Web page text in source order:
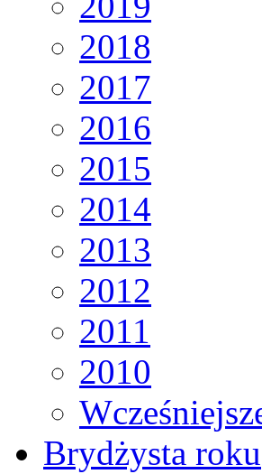
2018
2017
2016
2015
2014
2013
2012
2011
2010
Brydżysta roku